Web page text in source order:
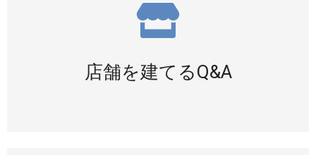
店舗を建てるQ&A
店舗・大型施設の良くある質問
詳細をみる